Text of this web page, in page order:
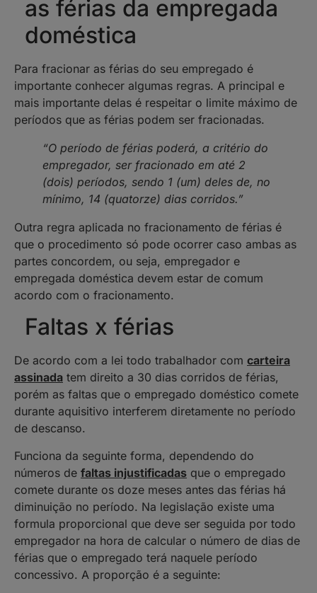
as férias da empregada
doméstica
Para fracionar as férias do seu empregado é
importante conhecer algumas regras. A principal e
mais importante delas é respeitar o limite máximo de
períodos que as férias podem ser fracionadas.
“O período de férias poderá, a critério do
empregador, ser fracionado em até 2
(dois) períodos, sendo 1 (um) deles de, no
mínimo, 14 (quatorze) dias corridos.”
Outra regra aplicada no fracionamento de férias é
que o procedimento só pode ocorrer caso ambas as
partes concordem, ou seja, empregador e
empregada doméstica devem estar de comum
acordo com o fracionamento.
Faltas x férias
De acordo com a lei todo trabalhador com carteira
assinada tem direito a 30 dias corridos de férias,
porém as faltas que o empregado doméstico comete
durante aquisitivo interferem diretamente no período
de descanso.
Funciona da seguinte forma, dependendo do
números de faltas injustificadas que o empregado
comete durante os doze meses antes das férias há
diminuição no período. Na legislação existe uma
formula proporcional que deve ser seguida por todo
empregador na hora de calcular o número de dias de
férias que o empregado terá naquele período
concessivo. A proporção é a seguinte: